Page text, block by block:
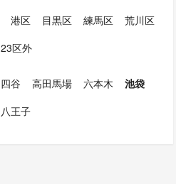
港区 目黒区 練馬区
荒川区
23区外
四谷 高田馬場 六本木
池袋
八王子